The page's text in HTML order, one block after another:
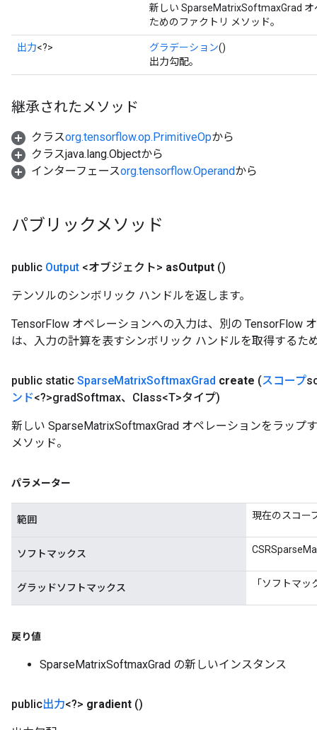
新しい SparseMatrixSoftmaxGrad
ためのファクトリ メソッド。
出力<?> グラデーション()
出力勾配。
継承されたメソッド
クラスorg.tensorflow.op.PrimitiveOpから
クラスjava.lang.Objectから
インターフェースorg.tensorflow.Operandから
パブリックメソッド
public Output <オブジェクト> asOutput ()
テンソルのシンボリック ハンドルを返します。
TensorFlow オペレーションへの入力は、別の TensorFlow
は、入力の計算を表すシンボリック ハンドルを取得するた
public static SparseMatrixSoftmaxGrad create (スコープ
ンド<?>gradSoftmax、Class<T>タイプ)
新しい SparseMatrixSoftmaxGrad オペレーションをラップ
メソッド。
パラメーター
範囲 現在のスコー
ソフトマックス
グラッドソフトマックス 「ソフトマ
戻り値
SparseMatrixSoftmaxGrad の新しいインスタンス
public出力<?> gradient ()